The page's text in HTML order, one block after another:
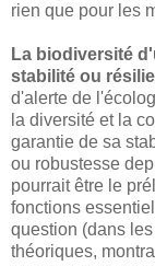
rien que pour les
La biodiversité
stabilité ou
d'alerte de
la diversité et la
garantie de sa
ou robustesse
pourrait être le
fonctions
question (dans
théoriques,